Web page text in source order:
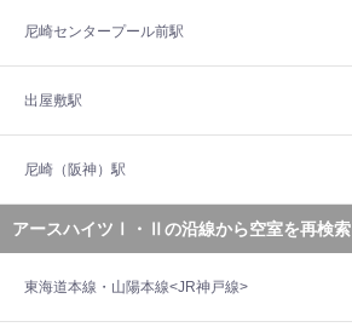
尼崎センタープール前駅
出屋敷駅
尼崎（阪神）駅
アースハイツⅠ・Ⅱの沿線から空室を再検索
東海道本線・山陽本線<JR神戸線>